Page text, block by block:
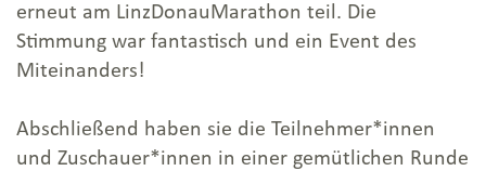
erneut am LinzDonauMarathon teil. Die
Stimmung war fantastisch und ein Event des
Miteinanders!
Abschließend haben sie die Teilnehmer*innen
und Zuschauer*innen in einer gemütlichen Runde